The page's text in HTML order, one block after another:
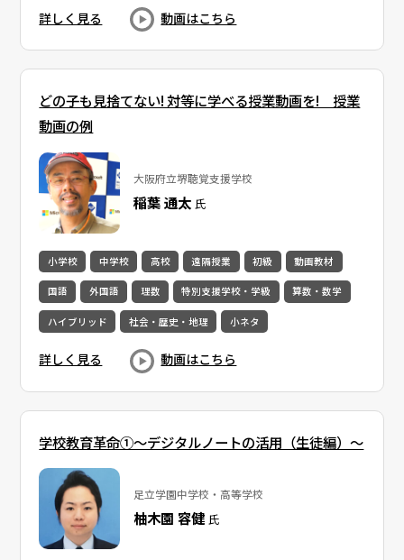
詳しく見る 動画はこちら
どの子も見捨てない! 対等に学べる授業動画を! 授業
動画の例
大阪府立堺聴覚支援学校
稲葉 通太 氏
小学校 中学校 高校 遠隔授業 初級 動画教材
国語 外国語 理数 特別支援学校・学級 算数・数学
ハイブリッド 社会・歴史・地理 小ネタ
詳しく見る 動画はこちら
学校教育革命①～デジタルノートの活用（生徒編）～
足立学園中学校・高等学校
柚木園 容健 氏